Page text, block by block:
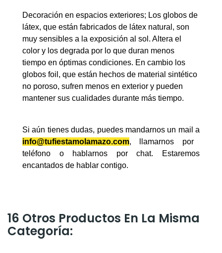
Decoración en espacios exteriores; Los globos de
látex, que están fabricados de látex natural, son
muy sensibles a la exposición al sol. Altera el
color y los degrada por lo que duran menos
tiempo en óptimas condiciones. En cambio los
globos foil, que están hechos de material sintético
no poroso, sufren menos en exterior y pueden
mantener sus cualidades durante más tiempo.
Si aún tienes dudas, puedes mandarnos un mail a
info@tufiestamolamazo.com, llamarnos por
teléfono o hablarnos por chat. Estaremos
encantados de hablar contigo.
16 Otros Productos En La Misma
Categoría: